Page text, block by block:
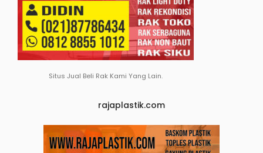
Situs Jual Beli Rak Kami Yang Lain.
rajaplastik.com